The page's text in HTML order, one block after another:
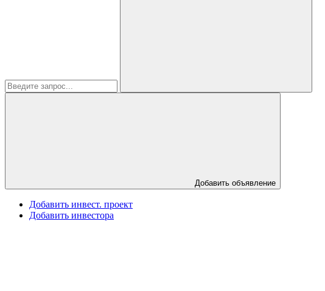
Добавить объявление
Добавить инвест. проект
Добавить инвестора